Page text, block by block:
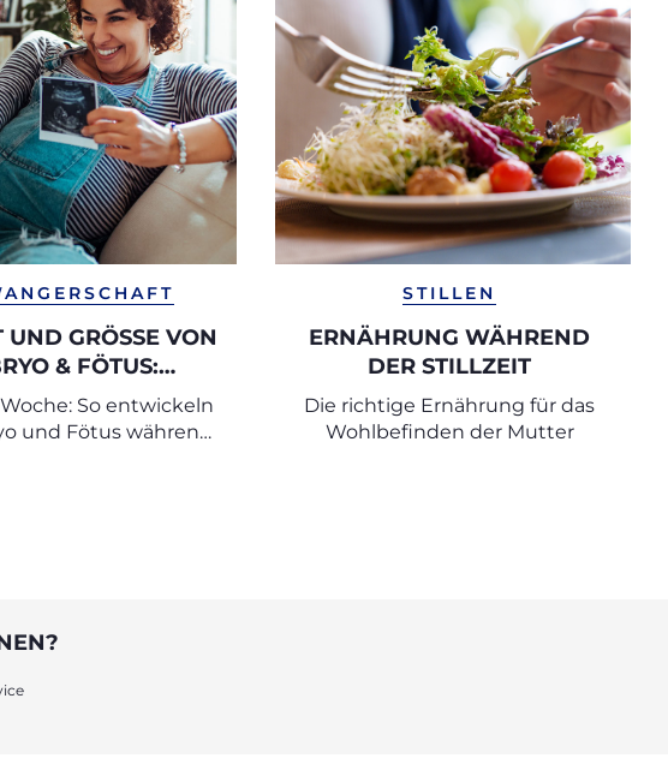
GRÖSSE VON E
& FÖTUS: T
NACH SSW
So entwickeln
und Fötus während
STILLEN
ERNÄHRUNG WÄHREND
DER STILLZEIT
Die richtige Ernährung für das
Wohlbefinden der Mutter